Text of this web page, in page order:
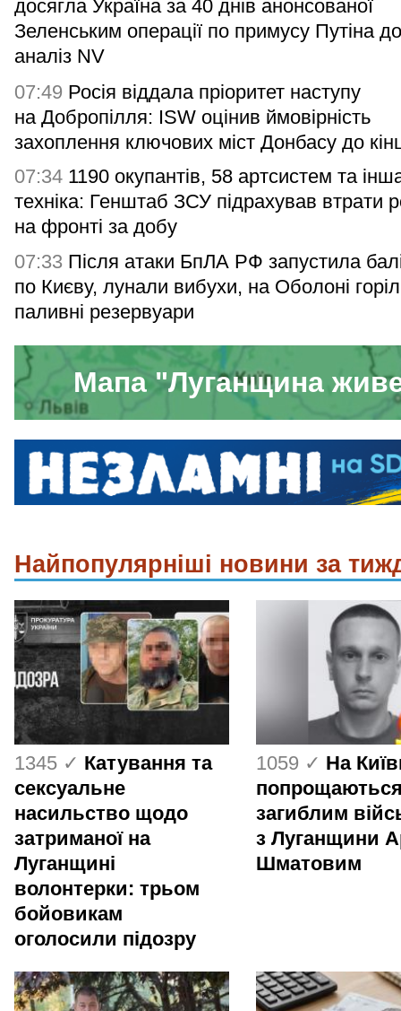
досягла Україна за 40 днів анонсованої
Зеленським операції по примусу Путіна
аналіз NV
07:49 Росія віддала пріоритет наступу
на Добропілля: ISW оцінив ймовірність
захоплення ключових міст Донбасу до
07:34 1190 окупантів, 58 артсистем та
техніка: Генштаб ЗСУ підрахував втрати
на фронті за добу
07:33 Після атаки БпЛА РФ запустила
по Києву, лунали вибухи, на Оболоні
паливні резервуари
Мапа "Луганщина
Найпопулярніші новини за
1345 ✓ Катування та
сексуальне
насильство щодо
затриманої на
Луганщині
волонтерки: трьом
бойовикам
оголосили підозру
1059 ✓ На
загиблим
з Луганщини
Шматовим